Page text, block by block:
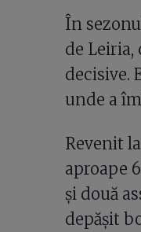
În
de
decisive.
unde a
Revenit
aproape
și două
depășit